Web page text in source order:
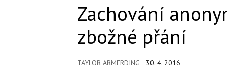
Zachování
zbožné přání
TAYLOR ARMERDING 30. 4. 2016